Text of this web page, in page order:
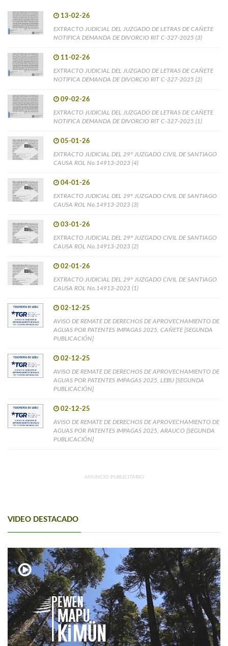
13-02-26
EXTRACTO JUDICIAL DEL JUZGADO DE LETRAS DE CAÑETE
NOTIFICA DEMANDA DE DIVORCIO RIT C-327-2025 (3)
11-02-26
EXTRACTO JUDICIAL DEL JUZGADO DE LETRAS DE CAÑETE
NOTIFICA DEMANDA DE DIVORCIO RIT C-327-2025 (2)
09-02-26
EXTRACTO JUDICIAL DEL JUZGADO DE LETRAS DE CAÑETE
NOTIFICA DEMANDA DE DIVORCIO RIT C-327-2025 (1)
05-01-26
EXTRACTO JUDICIAL DEL 29° JUZGADO CIVIL DE SANTIAGO
CAUSA ROL No.14913-2023 (4)
04-01-26
EXTRACTO JUDICIAL DEL 29° JUZGADO CIVIL DE SANTIAGO
CAUSA ROL No.14913-2023 (3)
03-01-26
EXTRACTO JUDICIAL DEL 29° JUZGADO CIVIL DE SANTIAGO
CAUSA ROL No.14913-2023 (2)
02-01-26
EXTRACTO JUDICIAL DEL 29° JUZGADO CIVIL DE SANTIAGO
CAUSA ROL No.14913-2023 (1)
02-12-25
AVISO DE REMATE DE DERECHOS DE APROVECHAMIENTO DE
AGUAS POR PATENTES IMPAGAS 2025, CAÑETE [SEGUNDA
PUBLICACIÓN]
02-12-25
AVISO DE REMATE DE DERECHOS DE APROVECHAMIENTO DE
AGUAS POR PATENTES IMPAGAS 2025, LEBU [SEGUNDA
PUBLICACIÓN]
02-12-25
AVISO DE REMATE DE DERECHOS DE APROVECHAMIENTO DE
AGUAS POR PATENTES IMPAGAS 2025, ARAUCO [SEGUNDA
PUBLICACIÓN]
ANUNCIO PUBLICITARIO
VIDEO DESTACADO